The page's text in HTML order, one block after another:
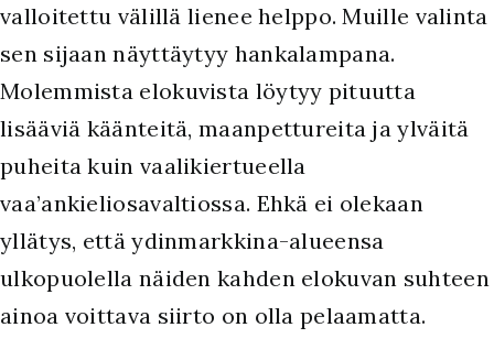
valloitettu välillä lienee helppo. Muille valinta
sen sijaan näyttäytyy hankalampana.
Molemmista elokuvista löytyy pituutta
lisääviä käänteitä, maanpettureita ja ylväitä
puheita kuin vaalikiertueella
vaa’ankieliosavaltiossa. Ehkä ei olekaan
yllätys, että ydinmarkkina-alueensa
ulkopuolella näiden kahden elokuvan suhteen
ainoa voittava siirto on olla pelaamatta.